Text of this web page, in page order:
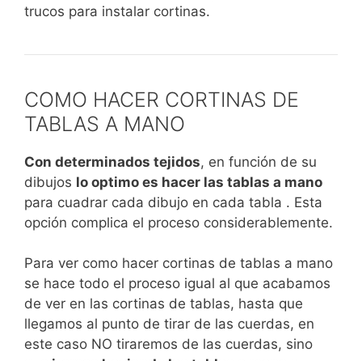
trucos para instalar cortinas.
COMO HACER CORTINAS DE
TABLAS A MANO
Con determinados tejidos, en función de su
dibujos lo optimo es hacer las tablas a mano
para cuadrar cada dibujo en cada tabla . Esta
opción complica el proceso considerablemente.
Para ver como hacer cortinas de tablas a mano
se hace todo el proceso igual al que acabamos
de ver en las cortinas de tablas, hasta que
llegamos al punto de tirar de las cuerdas, en
este caso NO tiraremos de las cuerdas, sino